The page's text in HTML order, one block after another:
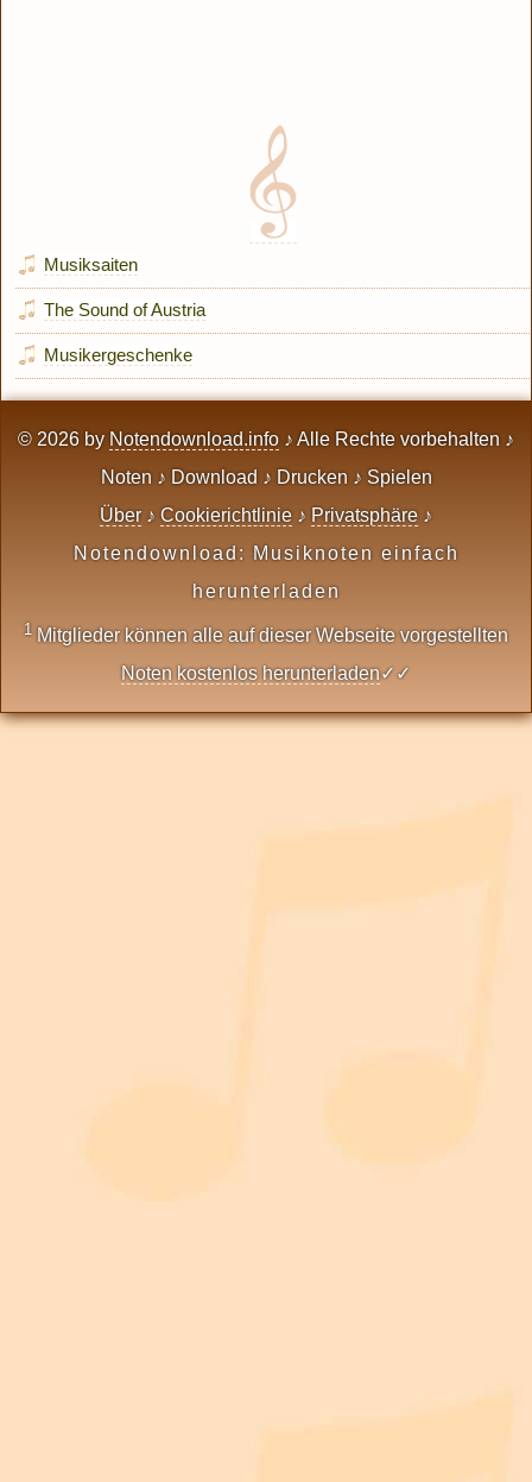
Musiksaiten
The Sound of Austria
Musikergeschenke
© 2026 by Notendownload.info ♪ Alle Rechte vorbehalten ♪
Noten ♪ Download ♪ Drucken ♪ Spielen
Über ♪ Cookierichtlinie ♪ Privatsphäre ♪
Notendownload: Musiknoten einfach
herunterladen
1 Mitglieder können alle auf dieser Webseite vorgestellten
Noten kostenlos herunterladen✓✓